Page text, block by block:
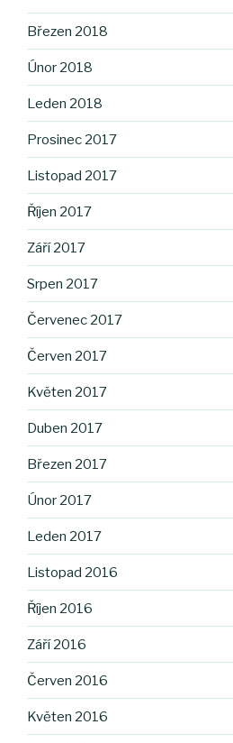
Březen 2018
Únor 2018
Leden 2018
Prosinec 2017
Listopad 2017
Říjen 2017
Září 2017
Srpen 2017
Červenec 2017
Červen 2017
Květen 2017
Duben 2017
Březen 2017
Únor 2017
Leden 2017
Listopad 2016
Říjen 2016
Září 2016
Červen 2016
Květen 2016